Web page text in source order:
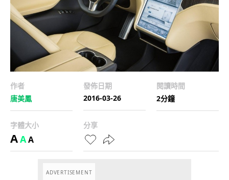
作者
唐美鳳
發佈日期
2016-03-26
閱讀時間
2分鐘
字體大小
AAA
分享
ADVERTISEMENT